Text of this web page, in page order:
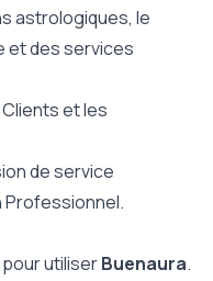
astrologiques, le
et des services
et les
de service
Professionnel.
pour utiliserBuenaura.